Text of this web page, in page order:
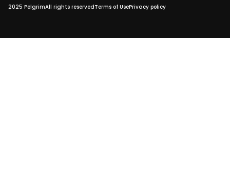
2025 PelgrimAll rights reservedTerms of UsePrivacy policy